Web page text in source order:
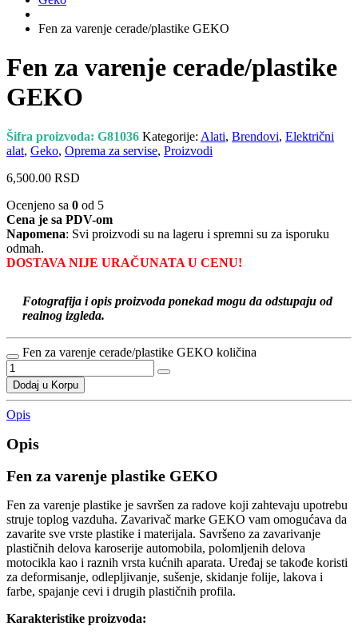
Fen za varenje cerade/plastike GEKO
Fen za varenje cerade/plastike
GEKO
Šifra proizvoda: G81036 Kategorije: Alati, Brendovi, Električni
alat, Geko, Oprema za servise, Proizvodi
6,500.00 RSD
Ocenjeno sa 0 od 5
Cena je sa PDV-om
Napomena: Svi proizvodi su na lageru i spremni su za isporuku
odmah.
DOSTAVA NIJE URAČUNATA U CENU!
Fotografija i opis proizvoda ponekad mogu da odstupaju od
realnog izgleda.
Fen za varenje cerade/plastike GEKO količina
Dodaj u Korpu
Opis
Opis
Fen za varenje plastike GEKO
Fen za varenje plastike je savršen za radove koji zahtevaju upotrebu
struje toplog vazduha. Zavarivač marke GEKO vam omogućava da
zavarite sve vrste plastike i materijala. Savršeno za zavarivanje
plastičnih delova karoserije automobila, polomljenih delova
motocikla kao i raznih vrsta kućnih aparata. Uređaj se takođe koristi
za deformisanje, odlepljivanje, sušenje, skidanje folije, lakova i
farbe, spajanje cevi i drugih plastičnih profila.
Karakteristike proizvoda: